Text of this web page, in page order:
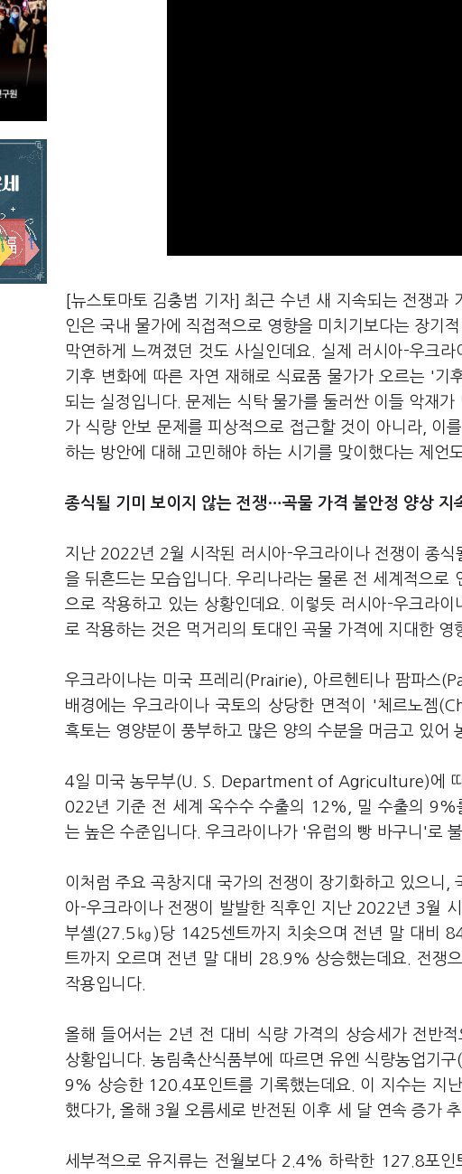
[뉴스토마토 김충범 기자] 최근 수년 새 지속되는 전쟁과
인은 국내 물가에 직접적으로 영향을 미치기보다는 장기
막연하게 느껴졌던 것도 사실인데요. 실제 러시아-우크
기후 변화에 따른 자연 재해로 식료품 물가가 오르는 '기
되는 실정입니다. 문제는 식탁 물가를 둘러싼 이들 악재
가 식량 안보 문제를 피상적으로 접근할 것이 아니라, 이
하는 방안에 대해 고민해야 하는 시기를 맞이했다는 제언
종식될 기미 보이지 않는 전쟁…곡물 가격 불안정 양상 지
지난 2022년 2월 시작된 러시아-우크라이나 전쟁이 종
을 뒤흔드는 모습입니다. 우리나라는 물론 전 세계적으로
으로 작용하고 있는 상황인데요. 이렇듯 러시아-우크라
로 작용하는 것은 먹거리의 토대인 곡물 가격에 지대한 영
우크라이나는 미국 프레리(Prairie), 아르헨티나 팜파스
배경에는 우크라이나 국토의 상당한 면적이 '체르노젬
흑토는 영양분이 풍부하고 많은 양의 수분을 머금고 있어
4일 미국 농무부(U. S. Department of Agriculture)에
022년 기준 전 세계 옥수수 수출의 12%, 밀 수출의 9%
는 높은 수준입니다. 우크라이나가 '유럽의 빵 바구니'로
이처럼 주요 곡창지대 국가의 전쟁이 장기화하고 있으니,
아-우크라이나 전쟁이 발발한 직후인 지난 2022년 3월
부셸(27.5㎏)당 1425센트까지 치솟으며 전년 말 대비
트까지 오르며 전년 말 대비 28.9% 상승했는데요. 전쟁
작용입니다.
올해 들어서는 2년 전 대비 식량 가격의 상승세가 전반
상황입니다. 농림축산식품부에 따르면 유엔 식량농업기
9% 상승한 120.4포인트를 기록했는데요. 이 지수는 지
했다가, 올해 3월 오름세로 반전된 이후 세 달 연속 증가
세부적으로 유지류는 전월보다 2.4% 하락한 127.8포